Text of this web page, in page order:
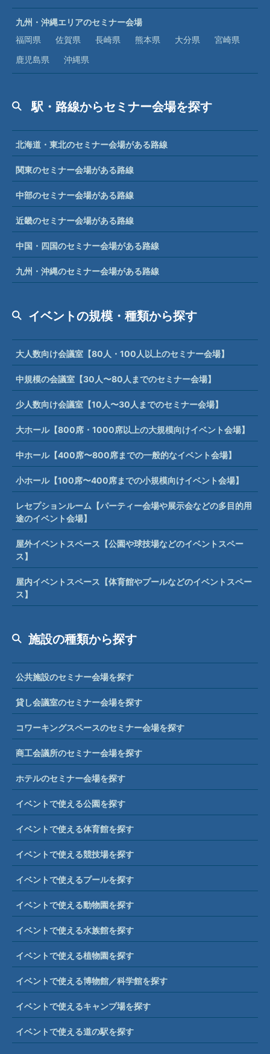
九州・沖縄エリアのセミナー会場
福岡県
佐賀県 長崎県 熊本県 大分県
宮崎県
鹿児島県
沖縄県
駅・路線からセミナー会場を探す
北海道・東北のセミナー会場がある路線
関東のセミナー会場がある路線
中部のセミナー会場がある路線
近畿のセミナー会場がある路線
中国・四国のセミナー会場がある路線
九州・沖縄のセミナー会場がある路線
イベントの規模・種類から探す
大人数向け会議室【80人・100人以上のセミナー会場】
中規模の会議室【30人〜80人までのセミナー会場】
少人数向け会議室【10人〜30人までのセミナー会場】
大ホール【800席・1000席以上の大規模向けイベント会場】
中ホール【400席〜800席までの一般的なイベント会場】
小ホール【100席〜400席までの小規模向けイベント会場】
レセプションルーム【パーティー会場や展示会などの多目的用
途のイベント会場】
屋外イベントスペース【公園や球技場などのイベントスペー
ス】
屋内イベントスペース【体育館やプールなどのイベントスペー
ス】
施設の種類から探す
公共施設のセミナー会場を探す
貸し会議室のセミナー会場を探す
コワーキングスペースのセミナー会場を探す
商工会議所のセミナー会場を探す
ホテルのセミナー会場を探す
イベントで使える公園を探す
イベントで使える体育館を探す
イベントで使える競技場を探す
イベントで使えるプールを探す
イベントで使える動物園を探す
イベントで使える水族館を探す
イベントで使える植物園を探す
イベントで使える博物館／科学館を探す
イベントで使えるキャンプ場を探す
イベントで使える道の駅を探す